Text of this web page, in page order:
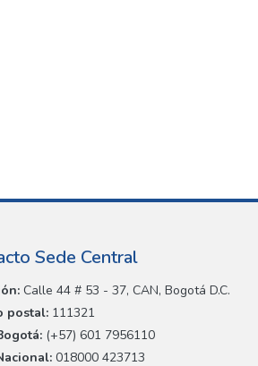
Sede Central
Calle 44 # 53 - 37, CAN, Bogotá D.C.
postal: 111321
(+57) 601 7956110
018000 423713